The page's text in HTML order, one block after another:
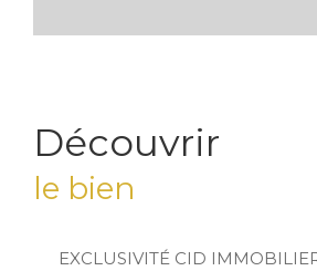
découvrir
le bien
EXCLUSIVITÉ CID